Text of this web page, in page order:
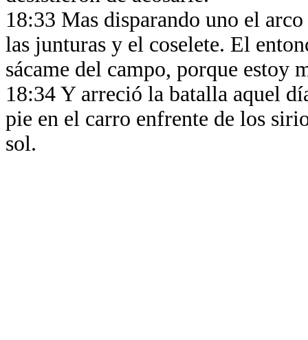
18:33 Mas disparando uno el
las junturas y el coselete. El
sácame del campo, porque estoy
18:34 Y arreció la batalla aquel
pie en el carro enfrente de los
sol.